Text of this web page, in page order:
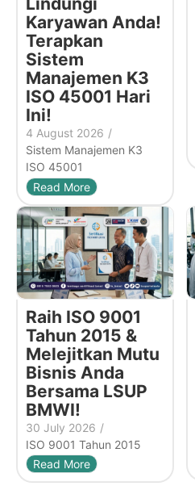
Karyawan Anda!
Terapkan
Sistem
Manajemen K3
ISO 45001 Hari
Ini!
4 August 2026 /
Sistem Manajemen K3
ISO 45001
Read More
Raih ISO 9001
Tahun 2015 &
Melejitkan Mutu
Bisnis Anda
Bersama LSUP
BMWI!
30 July 2026 /
ISO 9001 Tahun 2015
Read More